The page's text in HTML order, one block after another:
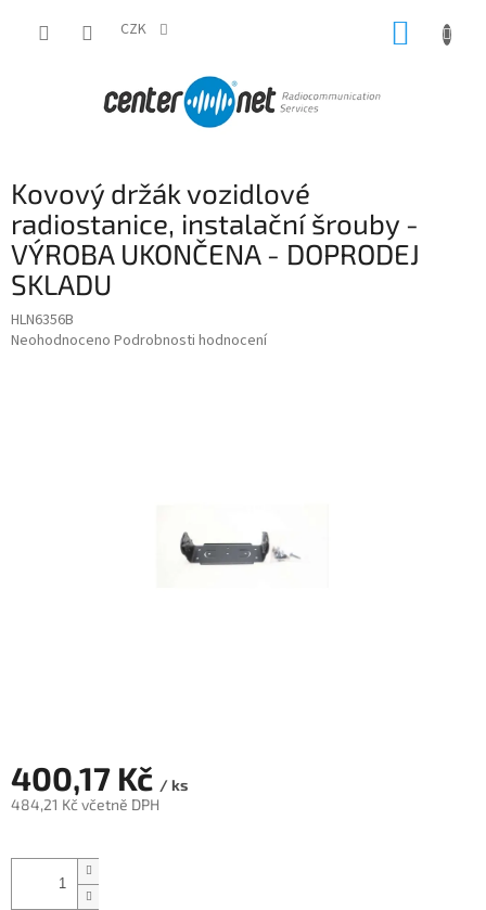
CZK
Kovový držák vozidlové
radiostanice, instalační šrouby -
VÝROBA UKONČENA - DOPRODEJ
SKLADU
HLN6356B
Průměrné
Neohodnoceno Podrobnosti hodnocení
400,17 Kč / ks
484,21 Kč včetně DPH
cena: